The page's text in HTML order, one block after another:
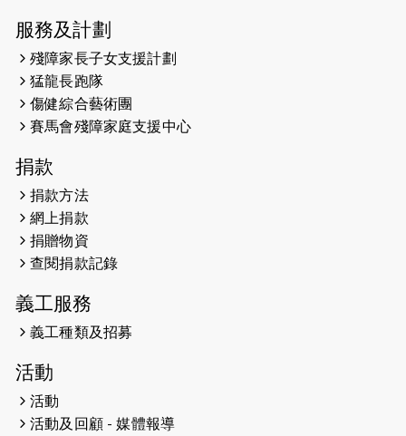
2026-05-14
（19:00開始）
2026-05-07
開始）
2026-04-30
2026-04-25
2026-04-24
2026-04-23
2026-04-19
2026-04-16
猛龍長跑隊恆常練習 - 4月16日
服務及計劃
殘障家長子女支援計劃
猛龍長跑隊
傷健綜合藝術團
賽馬會殘障家庭支援中心
捐款
捐款方法
網上捐款
捐贈物資
查閱捐款記錄
義工服務
義工種類及招募
活動
活動
活動及回顧 - 媒體報導